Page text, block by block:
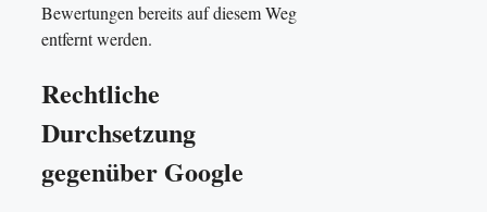
Bewertungen bereits auf diesem Weg
entfernt werden.
Rechtliche
Durchsetzung
gegenüber Google